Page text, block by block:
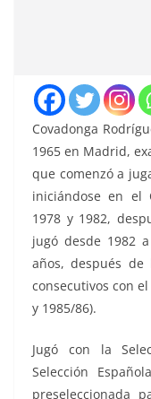
Covadonga
1965 en Madrid,
que comenzó a
iniciándose en el
1978 y 1982,
jugó desde 1982
años, después
consecutivos con
y 1985/86).
Jugó con la
Selección
preseleccionada